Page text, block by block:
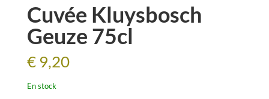
Cuvée Kluysbosch
Geuze 75cl
€9,20
En stock